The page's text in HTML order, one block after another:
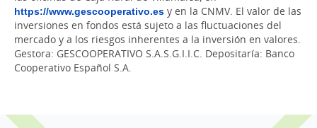
https://www.gescooperativo.es y en la CNMV. El valor de las
inversiones en fondos está sujeto a las fluctuaciones del
mercado y a los riesgos inherentes a la inversión en valores.
Gestora: GESCOOPERATIVO S.A.S.G.I.I.C. Depositaría: Banco
Cooperativo Español S.A.